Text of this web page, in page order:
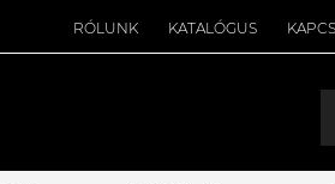
RÓLUNK KATALÓGUS